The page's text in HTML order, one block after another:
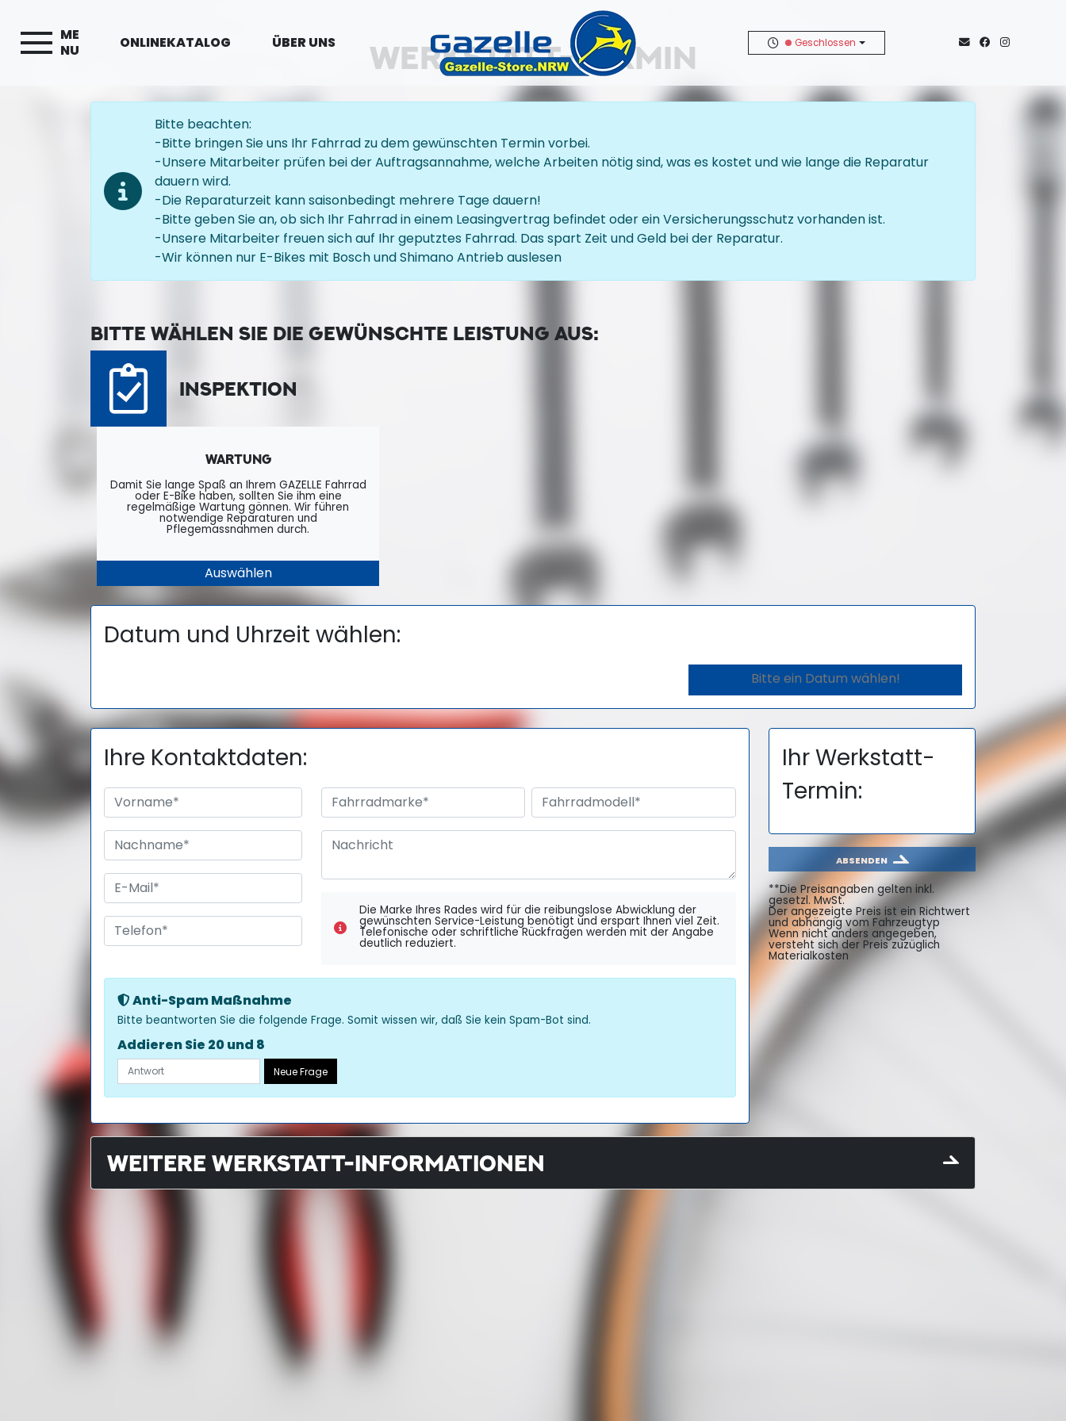
ME
NU
ONLINEKATALOG ÜBER UNS Geschlossen
WERKSTATT-TERMIN
Bitte beachten:
-Bitte bringen Sie uns Ihr Fahrrad zu dem gewünschten Termin vorbei.
-Unsere Mitarbeiter prüfen bei der Auftragsannahme, welche Arbeiten nötig sind, was es kostet und wie lange die Reparatur
dauern wird.
-Die Reparaturzeit kann saisonbedingt mehrere Tage dauern!
-Bitte geben Sie an, ob sich Ihr Fahrrad in einem Leasingvertrag befindet oder ein Versicherungsschutz vorhanden ist.
-Unsere Mitarbeiter freuen sich auf Ihr geputztes Fahrrad. Das spart Zeit und Geld bei der Reparatur.
-Wir können nur E-Bikes mit Bosch und Shimano Antrieb auslesen
BITTE WÄHLEN SIE DIE GEWÜNSCHTE LEISTUNG AUS:
INSPEKTION
WARTUNG
Damit Sie lange Spaß an Ihrem GAZELLE Fahrrad
oder E-Bike haben, sollten Sie ihm eine
regelmäßige Wartung gönnen. Wir führen
notwendige Reparaturen und
Pflegemassnahmen durch.
Datum und Uhrzeit wählen:
Ihre Kontaktdaten:
Die Marke Ihres Rades wird für die reibungslose Abwicklung der
gewünschten Service-Leistung benötigt und erspart Ihnen viel Zeit.
Telefonische oder schriftliche Rückfragen werden mit der Angabe
deutlich reduziert.
Anti-Spam Maßnahme
Bitte beantworten Sie die folgende Frage. Somit wissen wir, daß Sie kein Spam-Bot sind.
Addieren Sie 20 und 8
Neue Frage
Ihr Werkstatt-
Termin:
ABSENDEN
**Die Preisangaben gelten inkl.
gesetzl. MwSt.
Der angezeigte Preis ist ein Richtwert
und abhängig vom Fahrzeugtyp
Wenn nicht anders angegeben,
versteht sich der Preis zuzüglich
Materialkosten
WEITERE WERKSTATT-INFORMATIONEN